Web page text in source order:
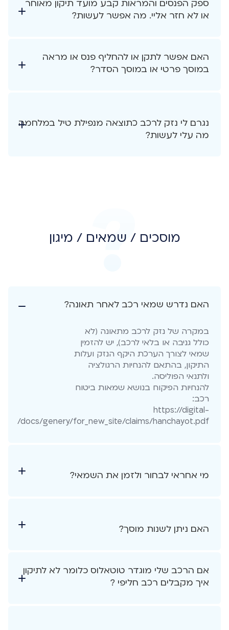
ספק הפנסים והמראות קבע מועד תיקון מאוחר
או לא חזר אליי. מה אפשר לעשות?
האם אפשר לתקן או להחליף פנס או מראה
במוסך פרטי או במוסך הסדר?
נגרם לי נזק לרכב כתוצאה מנפילת טיל במלחמה
מה עלי לעשות?
מוסכים / שמאים / מיגון
האם נדרש שמאי רכב לאחר תאונה?
במקרה של נזק לרכב מתאונה (לא
כולל גניבה או בלאי לרכב), יש להזמין
שמאי לצורך הערכת היקף הנזק ועלות
התיקון, בהתאם להנחיות הרגולציה
ולתנאי הפוליסה.
להנחיות הפיקוח בנושא שמאות ביטוח
רכב:
https://digital-
docs/genery/for_new_site/claims/hanchayot.pdf
מי אחראי לבחור ולזמן את השמאי?
האם ניתן לשנות מוסך?
אם הרכב שלי מוגדר טוטאלוס כלומר לא לתיקון
איך מקבלים רכב חליפי ?